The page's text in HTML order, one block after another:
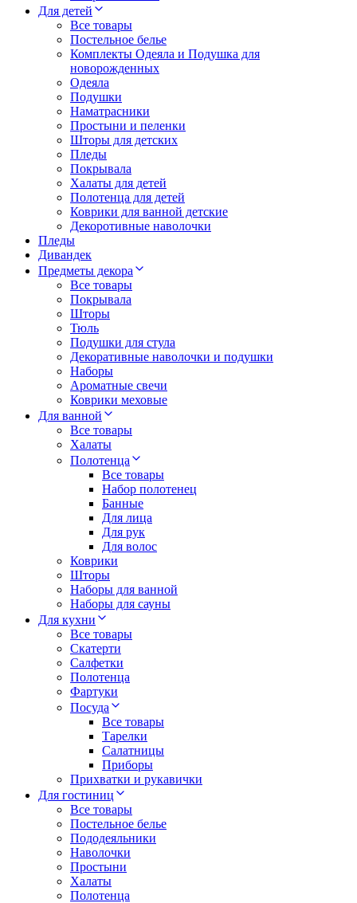
Для детей
Все товары
Постельное белье
Комплекты Одеяла и Подушка для
новорожденных
Одеяла
Подушки
Наматрасники
Простыни и пеленки
Шторы для детских
Пледы
Покрывала
Халаты для детей
Полотенца для детей
Коврики для ванной детские
Декоротивные наволочки
Пледы
Дивандек
Предметы декора
Все товары
Покрывала
Шторы
Тюль
Подушки для стула
Декоративные наволочки и подушки
Наборы
Ароматные свечи
Коврики меховые
Для ванной
Все товары
Халаты
Полотенца
Все товары
Набор полотенец
Банные
Для лица
Для рук
Для волос
Коврики
Шторы
Наборы для ванной
Наборы для сауны
Для кухни
Все товары
Скатерти
Салфетки
Полотенца
Фартуки
Посуда
Все товары
Тарелки
Салатницы
Приборы
Прихватки и рукавички
Для гостиниц
Все товары
Постельное белье
Пододеяльники
Наволочки
Простыни
Халаты
Полотенца